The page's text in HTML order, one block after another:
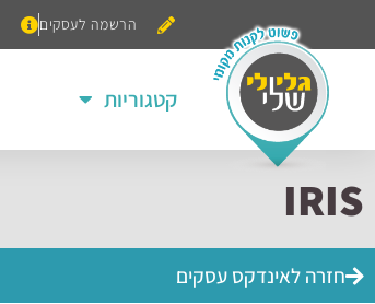
הרשמה לעסקים
קטגוריות
IRIS
חזרה לאינדקס עסקים